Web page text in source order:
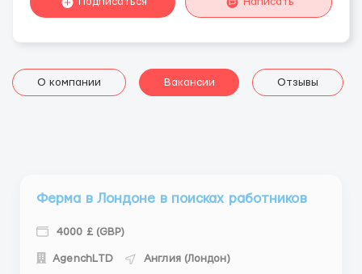
О компании Вакансии Отзывы
Ферма в Лондоне в поисках работников
4000 £ (GBP)
АgеnchLТD Англия (Лондон)